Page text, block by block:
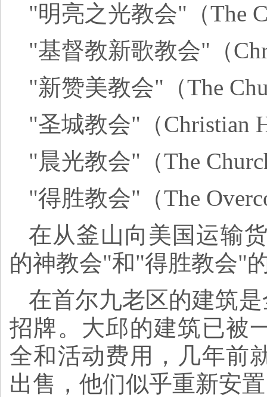
"明亮之光教会"（The
"基督教新歌教会"（
"新赞美教会"（The
"圣城教会"（Christian
"晨光教会"（The
"得胜教会"（The
在从釜山向美国运输
的神教会"和"得胜教会"
在首尔九老区的建筑
招牌。大邱的建筑已被
全和活动费用，几年前
出售，他们似乎重新安